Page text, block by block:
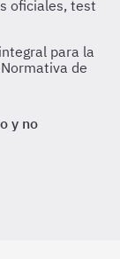
para la
de
y no